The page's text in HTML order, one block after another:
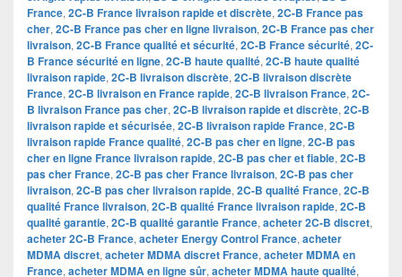
France, 2C-B France livraison rapide et discrète, 2C-B France pas
cher, 2C-B France pas cher en ligne livraison, 2C-B France pas cher
livraison, 2C-B France qualité et sécurité, 2C-B France sécurité, 2C-
B France sécurité en ligne, 2C-B haute qualité, 2C-B haute qualité
livraison rapide, 2C-B livraison discrète, 2C-B livraison discrète
France, 2C-B livraison en France rapide, 2C-B livraison France, 2C-
B livraison France pas cher, 2C-B livraison rapide et discrète, 2C-B
livraison rapide et sécurisée, 2C-B livraison rapide France, 2C-B
livraison rapide France qualité, 2C-B pas cher en ligne, 2C-B pas
cher en ligne France livraison rapide, 2C-B pas cher et fiable, 2C-B
pas cher France, 2C-B pas cher France livraison, 2C-B pas cher
livraison, 2C-B pas cher livraison rapide, 2C-B qualité France, 2C-B
qualité France livraison, 2C-B qualité France livraison rapide, 2C-B
qualité garantie, 2C-B qualité garantie France, acheter 2C-B discret,
acheter 2C-B France, acheter Energy Control France, acheter
MDMA discret, acheter MDMA discret France, acheter MDMA en
France, acheter MDMA en ligne sûr, acheter MDMA haute qualité,